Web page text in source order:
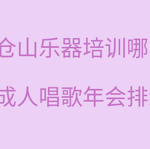
山乐器培训
人唱歌年会